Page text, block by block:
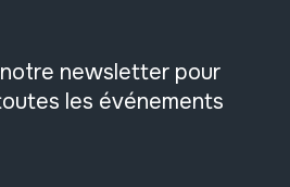
newsletter pour
les événements